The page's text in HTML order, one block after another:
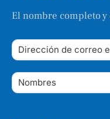
El nombre completo